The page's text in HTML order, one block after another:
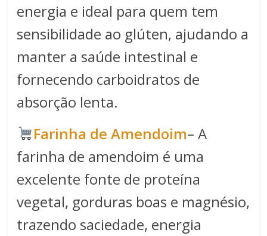
energia e ideal para quem tem
sensibilidade ao glúten, ajudando a
manter a saúde intestinal e
fornecendo carboidratos de
absorção lenta.
Farinha de Amendoim– A
farinha de amendoim é uma
excelente fonte de proteína
vegetal, gorduras boas e magnésio,
trazendo saciedade, energia